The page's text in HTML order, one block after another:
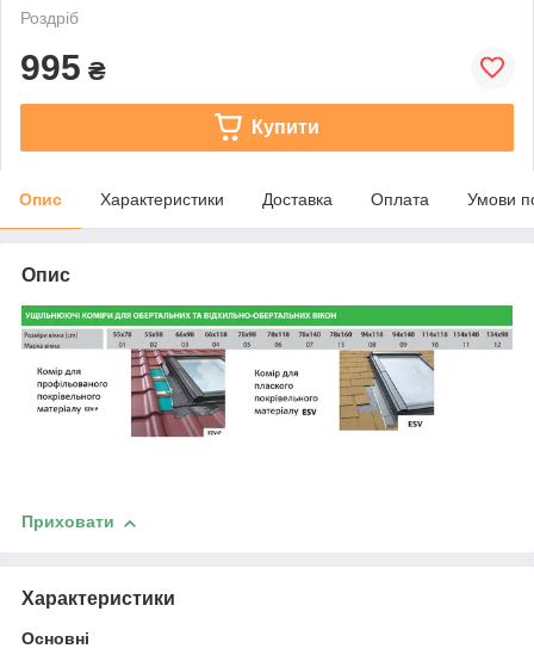
Роздріб
995 ₴
Купити
Опис Характеристики Доставка Оплата Умови
Опис
Приховати
Характеристики
Основні